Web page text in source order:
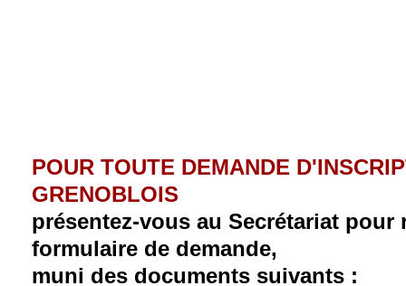
POUR TOUTE DEMANDE
GRENOBLOIS
présentez-vous au Secrétariat
formulaire de demande,
muni des documents suivants :